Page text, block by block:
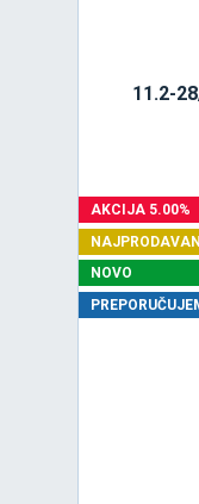
11.2-
AKCIJA 5.00%
NOVO